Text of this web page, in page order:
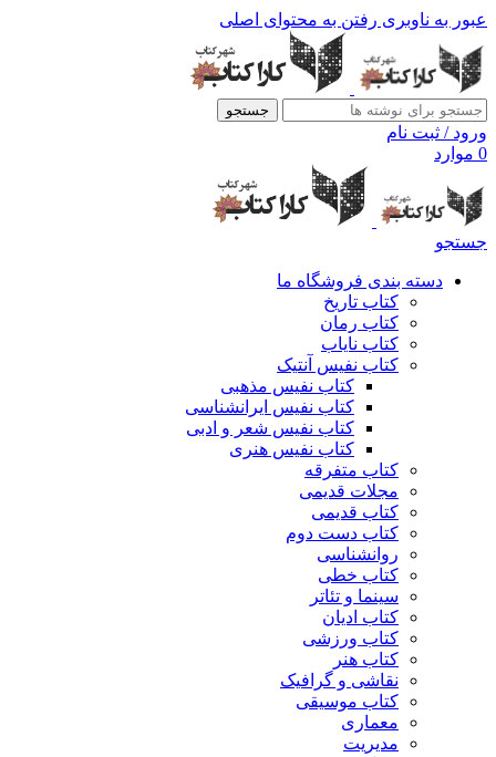
عبور به ناوبری رفتن به محتوای اصلی
جستجو
ورود / ثبت نام
0 موارد
جستجو
دسته بندی فروشگاه ما
کتاب تاریخ
کتاب رمان
کتاب نایاب
کتاب نفیس آنتیک
کتاب نفیس مذهبی
کتاب نفیس ایرانشناسی
کتاب نفیس شعر و ادبی
کتاب نفیس هنری
کتاب متفرقه
مجلات قدیمی
کتاب قدیمی
کتاب دست دوم
روانشناسی
کتاب خطی
سینما و تئاتر
کتاب ادیان
کتاب ورزشی
کتاب هنر
نقاشی و گرافیک
کتاب موسیقی
معماری
مدیریت